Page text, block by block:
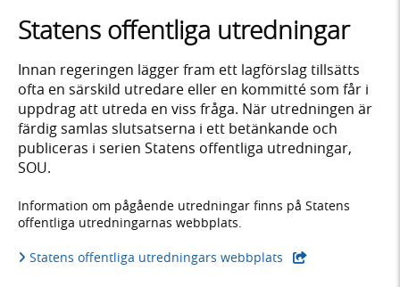
framträder
en
med
sökförslag
Statens offentliga utredningar
Innan regeringen lägger fram ett lagförslag tillsätts
ofta en särskild utredare eller en kommitté som får i
uppdrag att utreda en viss fråga. När utredningen är
färdig samlas slutsatserna i ett betänkande och
publiceras i serien Statens offentliga utredningar,
SOU.
Information om pågående utredningar finns på Statens
offentliga utredningarnas webbplats.
Statens offentliga utredningars webbplats